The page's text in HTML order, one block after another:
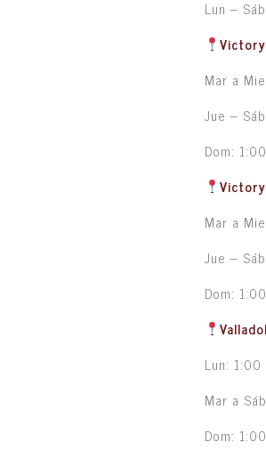
Lun –
Mar a
Jue –
Dom:
Mar a
Jue –
Dom:
Lun:
Mar a
Dom: